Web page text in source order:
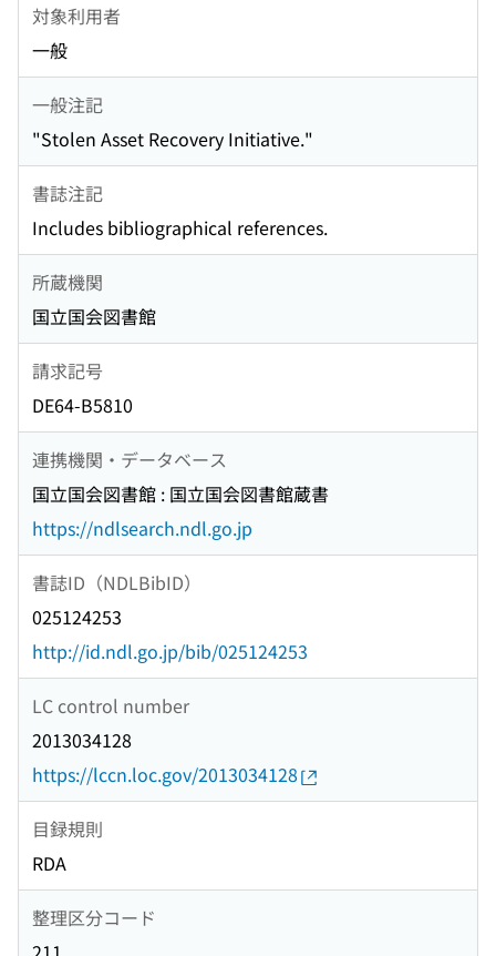
対象利用者
一般
一般注記
"Stolen Asset Recovery Initiative."
書誌注記
Includes bibliographical references.
所蔵機関
国立国会図書館
請求記号
DE64-B5810
連携機関・データベース
国立国会図書館 : 国立国会図書館蔵書
https://ndlsearch.ndl.go.jp
書誌ID（NDLBibID）
025124253
http://id.ndl.go.jp/bib/025124253
LC control number
2013034128
https://lccn.loc.gov/2013034128
目録規則
RDA
整理区分コード